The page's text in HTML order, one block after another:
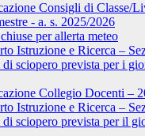
Consigli di Classe/
- a. s. 2025/2026
per allerta meteo
Istruzione e Ricerca –
sciopero prevista per i
Collegio Docenti –
Istruzione e Ricerca –
sciopero prevista per il